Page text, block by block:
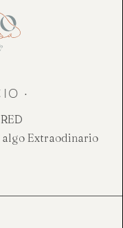
·
Extraodinario